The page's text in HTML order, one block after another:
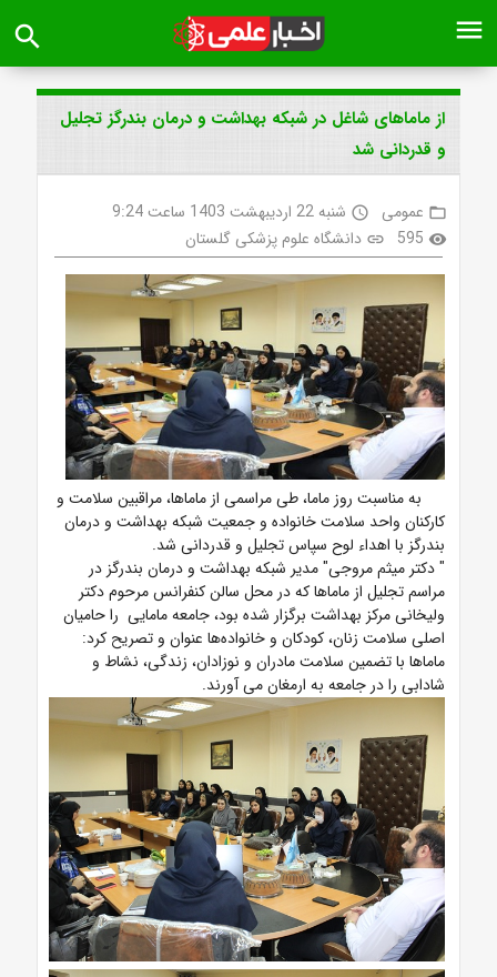
menu
search
از ماماهای شاغل در شبکه بهداشت و درمان بندرگز تجلیل
و قدردانی شد
folder_open عمومی access_time شنبه 22 اردیبهشت 1403 ساعت 9:24
visibility
595
link دانشگاه علوم پزشکی گلستان
به مناسبت روز ماما، طی مراسمی از ماماها، مراقبین سلامت و
کارکنان واحد سلامت خانواده و جمعیت شبکه بهداشت و درمان
بندرگز با اهداء لوح سپاس تجلیل و قدردانی شد.
" دکتر میثم مروجی" مدیر شبکه بهداشت و درمان بندرگز در
مراسم تجلیل از ماماها که در محل سالن کنفرانس مرحوم دکتر
ولیخانی مرکز بهداشت برگزار شده بود، جامعه مامایی را حامیان
اصلی سلامت زنان، کودکان و خانواده‌ها عنوان و تصریح کرد:
ماماها با تضمین سلامت مادران و نوزادان، زندگی، نشاط و
شادابی را در جامعه به ارمغان می آورند.